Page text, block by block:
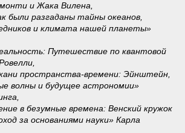
и Жака Вилена,
были разгаданы тайны океанов,
и климата нашей планеты»
Путешествие по квантовой
пространства-времени: Эйнштейн,
волны и будущее астрономии»
в безумные времена: Венский кружок
за основаниями науки» Карла